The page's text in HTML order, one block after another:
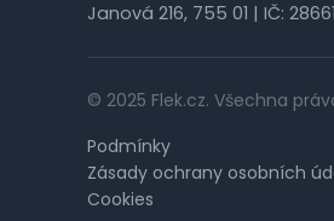
Janová 216, 755 01 | IČ:
© 2025 Flek.cz. Všechna
Podmínky
Zásady ochrany osobních
Cookies